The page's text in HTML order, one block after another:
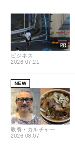
ビジネス
2026.07.21
NEW
教養・カルチャー
2026.08.07